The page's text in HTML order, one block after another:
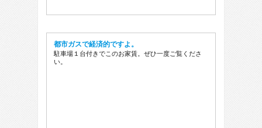
都市ガスで経済的ですよ。
駐車場１台付きでこのお家賃。ぜひ一度ご覧くださ
い。